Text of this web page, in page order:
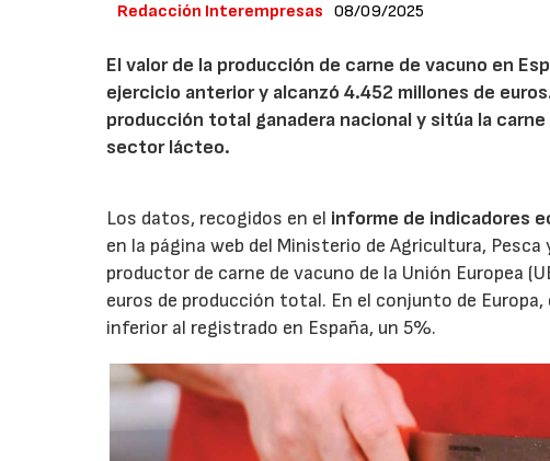
Redacción Interempresas 08/09/2025
El valor de la producción de carne de vacuno en
ejercicio anterior y alcanzó 4.452 millones de
producción total ganadera nacional y sitúa la
sector lácteo.
Los datos, recogidos en el informe de indicadores
en la página web del Ministerio de Agricultura,
productor de carne de vacuno de la Unión Europea
euros de producción total. En el conjunto de
inferior al registrado en España, un 5%.